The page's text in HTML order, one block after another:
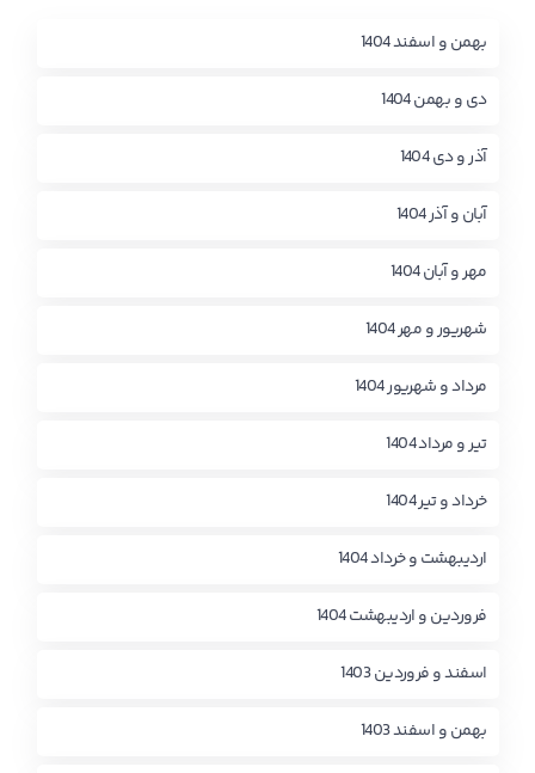
بهمن و اسفند 1404
دی و بهمن 1404
آذر و دی 1404
آبان و آذر 1404
مهر و آبان 1404
شهریور و مهر 1404
مرداد و شهریور 1404
تیر و مرداد 1404
خرداد و تیر 1404
اردیبهشت و خرداد 1404
فروردین و اردیبهشت 1404
اسفند و فروردین 1403
بهمن و اسفند 1403